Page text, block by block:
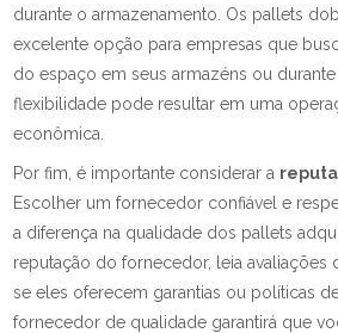
durante o armazenamento. Os pallets
excelente opção para empresas que
do espaço em seus armazéns ou durante
flexibilidade pode resultar em uma
econômica.
Por fim, é importante considerar a
Escolher um fornecedor confiável e
a diferença na qualidade dos pallets
reputação do fornecedor, leia avaliações
se eles oferecem garantias ou políticas
fornecedor de qualidade garantirá que